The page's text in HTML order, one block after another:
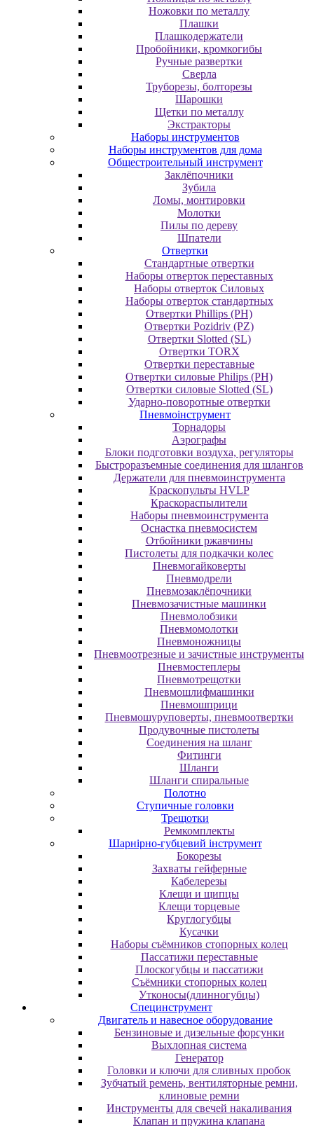
Ножовки по металлу
Плашки
Плашкодержатели
Пробойники, кромкогибы
Ручные развертки
Сверла
Труборезы, болторезы
Шарошки
Щетки по металлу
Экcтpaктopы
Наборы инструментов
Наборы инструментов для дома
Общестроительный инструмент
Заклёпочники
Зубила
Ломы, монтировки
Молотки
Пилы по дереву
Шпатели
Отвертки
Cтандартные отвертки
Наборы отверток переставных
Наборы отверток Силовых
Наборы отверток стандартных
Отвертки Phillips (PH)
Отвертки Pozidriv (PZ)
Отвертки Slotted (SL)
Отвертки TORX
Отвертки переставные
Отвертки силовые Philips (PH)
Отвертки силовые Slotted (SL)
Ударно-поворотные отвертки
Пневмоінструмент
Topнaдopы
Аэрографы
Блоки подготовки воздуха, регуляторы
Быстроразъемные соединения для шлангов
Держатели для пневмоинструмента
Краскопульты HVLP
Краскораспылители
Наборы пневмоинструмента
Оснастка пневмосистем
Отбойники ржавчины
Пистолеты для подкачки колес
Пневмогайковерты
Пневмодрели
Пневмозаклёпочники
Пневмозачистные машинки
Пневмолобзики
Пневмомолотки
Пневмоножницы
Пневмоотрезные и зачистные инструменты
Пневмостеплеры
Пневмотрещотки
Пневмошлифмашинки
Пневмошприци
Пневмошуруповерты, пневмоотвертки
Продувочные пистолеты
Соединения на шланг
Фитинги
Шланги
Шланги спиральные
Полотно
Ступичные головки
Трещотки
Ремкомплекты
Шарнірно-губцевий інструмент
Бокорезы
Захваты гейферные
Кабелерезы
Клещи и щипцы
Клещи торцевые
Круглогубцы
Кусачки
Наборы съёмников стопорных колец
Пассатижи переставные
Плоскогубцы и пассатижи
Съёмники стопорных колец
Утконосы(длинногубцы)
Специнструмент
Двигатель и навесное оборудование
Бензиновые и дизельные форсунки
Выхлопная система
Генератор
Головки и ключи для сливных пробок
Зубчатый ремень, вентиляторные ремни,
клиновые ремни
Инструменты для свечей накаливания
Клапан и пружина клапана